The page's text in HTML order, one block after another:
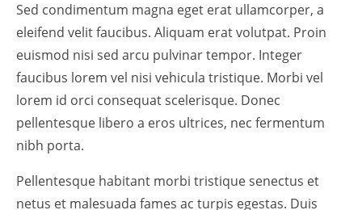
Sed condimentum magna eget erat ullamcorper, a
eleifend velit faucibus. Aliquam erat volutpat. Proin
euismod nisi sed arcu pulvinar tempor. Integer
faucibus lorem vel nisi vehicula tristique. Morbi vel
lorem id orci consequat scelerisque. Donec
pellentesque libero a eros ultrices, nec fermentum
nibh porta.
Pellentesque habitant morbi tristique senectus et
netus et malesuada fames ac turpis egestas. Duis